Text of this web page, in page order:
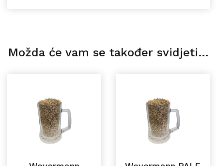
Možda će vam se također svidjeti…